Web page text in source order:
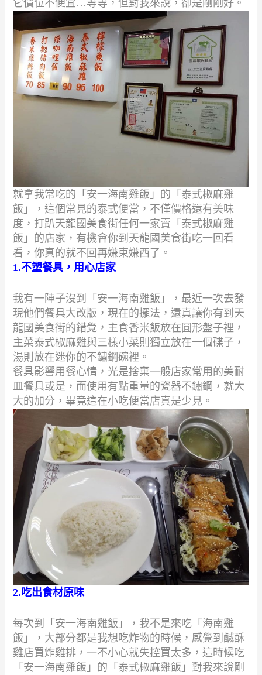
它價位不便宜…等等，但對我來說，卻是剛剛好。
就拿我常吃的「安一海南雞飯」的「泰式椒麻雞
飯」，這個常見的泰式便當， 不僅價格還有美味
度，打趴天龍國美食街任何一家賣「泰式椒麻雞
飯」的店家， 有機會你到天龍國美食街吃一回看
看，你真的就不回再嫌東嫌西了。
1.不塑餐具，用心店家
我有一陣子沒到「安一海南雞飯」，最近一次去發
現他們餐具大改版，現在的擺法，還真讓你有到天
龍國美食街的錯覺，主食香米飯放在圓形盤子裡，
主菜泰式椒麻雞與三樣小菜則獨立放在一個碟子，
湯則放在迷你的不鏽鋼碗裡。
餐具影響用餐心情，光是捨棄一般店家常用的美耐
皿餐具或是， 而使用有點重量的瓷器不鏽鋼，就大
大的加分，畢竟這在小吃便當店真是少見。
2.吃出食材原味
每次到「安一海南雞飯」，我不是來吃「海南雞
飯」，大部分都是我想吃炸物的時候， 感覺到鹹酥
雞店買炸雞排，一不小心就失控買太多，這時候吃
「安一海南雞飯」的「泰式椒麻雞飯」 對我來說剛